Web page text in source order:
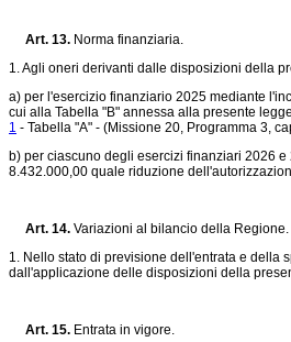
Art. 13. Norma finanziaria.
1. Agli oneri derivanti dalle disposizioni della
a) per l'esercizio finanziario 2025 mediante
cui alla Tabella "B" annessa alla presente
1 - Tabella "A" - (Missione 20, Programma 3,
b) per ciascuno degli esercizi finanziari 2026
8.432.000,00 quale riduzione
Art. 14. Variazioni al bilancio della Regione.
1. Nello stato di previsione dell'entrata e della
dall'applicazione delle disposizioni della
Art. 15. Entrata in vigore.